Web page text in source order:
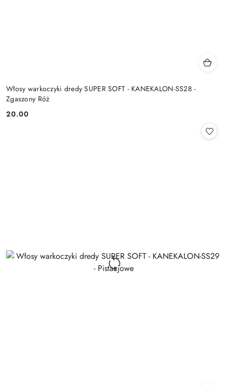
Włosy warkoczyki dredy SUPER SOFT - KANEKALON-SS28 -
Zgaszony Róż
Cena:
20.00